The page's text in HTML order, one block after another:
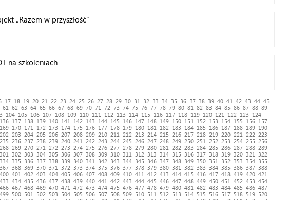
„Razem w przyszłość”
na szkoleniach
17 18 19 20 21 22 23 24 25 26 27 28 29 30 31 32 33 34 35 36 37 38 39 40 41 42 43 44 45
61 62 63 64 65 66 67 68 69 70 71 72 73 74 75 76 77 78 79 80 81 82 83 84 85 86 87 88 89
104 105 106 107 108 109 110 111 112 113 114 115 116 117 118 119 120 121 122 123
124
136 137 138 139 140 141 142 143 144 145 146 147 148 149 150 151 152 153 154 155 156 157
169 170 171 172 173 174 175 176 177 178 179 180 181 182 183 184 185 186 187 188 189 190
202 203 204 205 206 207 208 209 210 211 212 213 214 215 216 217 218 219 220 221 222
223
235 236 237 238 239 240 241 242 243 244 245 246 247 248 249 250 251 252 253 254 255
256
268 269 270 271 272 273 274 275 276 277 278 279 280 281 282 283 284 285 286 287 288 289
301 302 303 304 305 306 307 308 309 310 311 312 313 314 315 316 317 318 319 320 321
322
334 335 336 337 338 339 340 341 342 343 344 345 346 347 348 349 350 351 352 353 354 355
367 368 369 370 371 372 373 374 375 376 377 378 379 380 381 382 383 384 385 386 387 388
400 401 402 403 404 405 406 407 408 409 410 411 412 413 414 415 416 417 418 419 420 421
433 434 435 436 437 438 439 440 441 442 443 444 445 446 447 448 449 450 451 452 453 454
466 467 468 469 470 471 472 473 474 475 476 477 478 479 480 481 482 483 484 485 486 487
499 500 501 502 503 504 505 506 507 508 509 510 511 512 513 514 515 516 517 518 519 520